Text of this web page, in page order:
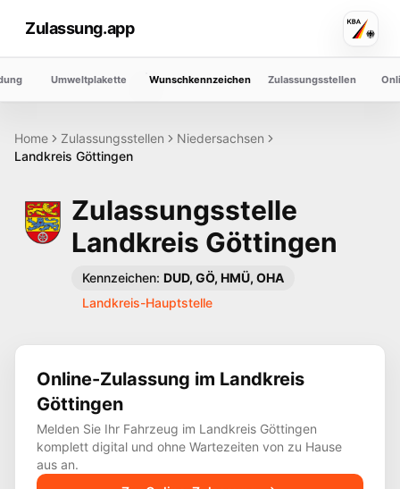
Zulassung.app
Umweltplakette Wunschkennzeichen Zulassungsstellen
Home Zulassungsstellen
Niedersachsen
Landkreis Göttingen
Zulassungsstelle
Landkreis Göttingen
Kennzeichen: DUD, GÖ, HMÜ, OHA
Landkreis-Hauptstelle
Online-Zulassung im Landkreis
Göttingen
Melden Sie Ihr Fahrzeug im Landkreis Göttingen
komplett digital und ohne Wartezeiten von zu Hause
aus an.